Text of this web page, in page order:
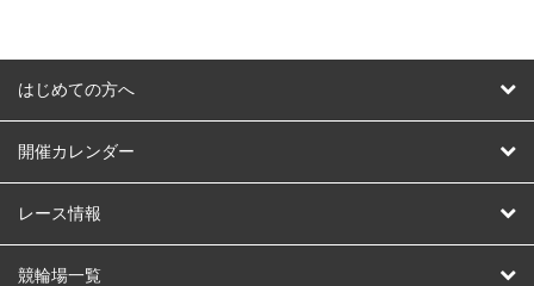
はじめての方へ
はじめての方へ
開催カレンダー
競輪
オートレース
レース情報
レース予想
競輪場一覧